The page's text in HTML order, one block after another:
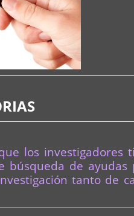
los investigadores
de ayudas
tanto de